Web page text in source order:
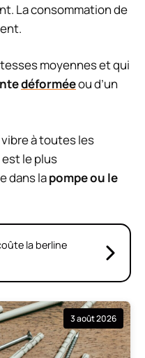
La consommation de
moyennes et qui
déforméeou d’un
à toutes les
le plus
dans lapompe ou le
la berline
3 août 2026